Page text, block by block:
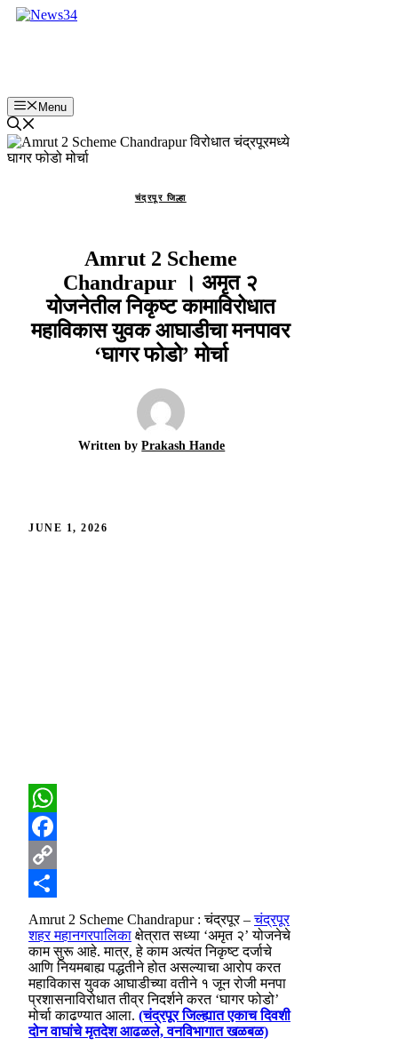
Skip
Menu
चंद्रपूर जिल्हा
Amrut 2 Scheme
Chandrapur । अमृत २
योजनेतील निकृष्ट कामाविरोधात
महाविकास युवक आघाडीचा मनपावर
‘घागर फोडो’ मोर्चा
Written byPrakash Hande
JUNE 1, 2026
WhatsApp
Facebook
Copy
Link
Share
Amrut 2 Scheme Chandrapur : चंद्रपूर –चंद्रपूर
शहर महानगरपालिका क्षेत्रात सध्या ‘अमृत २’ योजनेचे
काम सुरू आहे. मात्र, हे काम अत्यंत निकृष्ट दर्जाचे
आणि नियमबाह्य पद्धतीने होत असल्याचा आरोप करत
महाविकास युवक आघाडीच्या वतीने १ जून रोजी मनपा
प्रशासनाविरोधात तीव्र निदर्शने करत ‘घागर फोडो’
मोर्चा काढण्यात आला. (चंद्रपूर जिल्ह्यात एकाच दिवशी
दोन वाघांचे मृतदेश आढळले, वनविभागात खळबळ)